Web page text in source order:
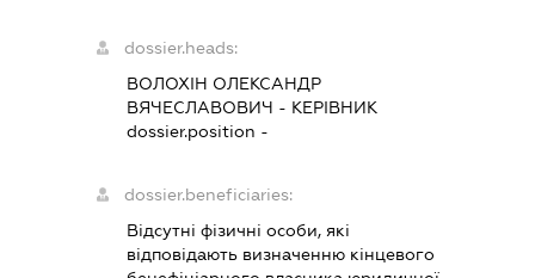
dossier.heads:
ВОЛОХІН ОЛЕКСАНДР
ВЯЧЕСЛАВОВИЧ - КЕРІВНИК
dossier.position -
dossier.beneficiaries:
Відсутні фізичні особи, які
відповідають визначенню кінцевого